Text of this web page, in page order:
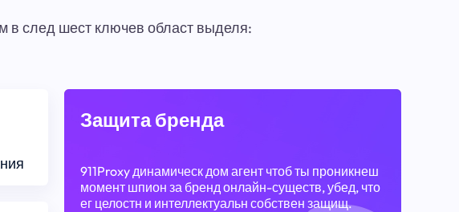
в след шест ключев област выделя:
Защита бренда
911Proxy динамическ дом агент чтоб ты проникнеш
момент шпион за бренд онлайн-существ, убед, что
ег целостн и интеллектуальн собствен защищ.